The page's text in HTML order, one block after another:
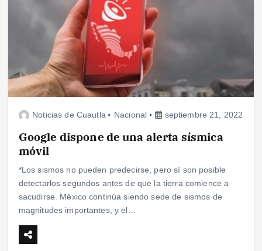
Noticias de Cuautla Nacional septiembre 21, 2022
Google dispone de una alerta sísmica
móvil
*Los sismos no pueden predecirse, pero sí son posible
detectarlos segundos antes de que la tierra comience a
sacudirse. México continúa siendo sede de sismos de
magnitudes importantes, y el…